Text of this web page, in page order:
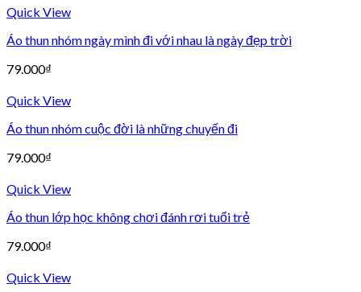
Quick View
Áo thun nhóm ngày mình đi với nhau là ngày đẹp trời
79.000₫
Quick View
Áo thun nhóm cuộc đời là những chuyến đi
79.000₫
Quick View
Áo thun lớp học không chơi đánh rơi tuổi trẻ
79.000₫
Quick View